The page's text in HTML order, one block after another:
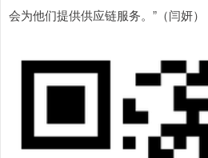
会为他们提供供应链服务。”（闫妍）